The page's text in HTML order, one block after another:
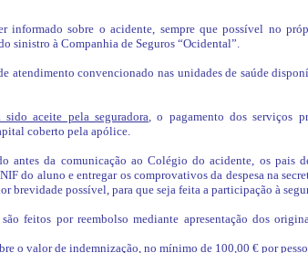
informado sobre o acidente, sempre que possível no
sinistro à Companhia de Seguros “Ocidental”.
atendimento convencionado nas unidades de saúde
aceite pela seguradora, o pagamento dos serviços
coberto pela apólice.
antes da comunicação ao Colégio do acidente, os pais
do aluno e entregar os comprovativos da despesa na
brevidade possível, para que seja feita a participação à
feitos por reembolso mediante apresentação dos
o valor de indemnização, no mínimo de 100,00 € por